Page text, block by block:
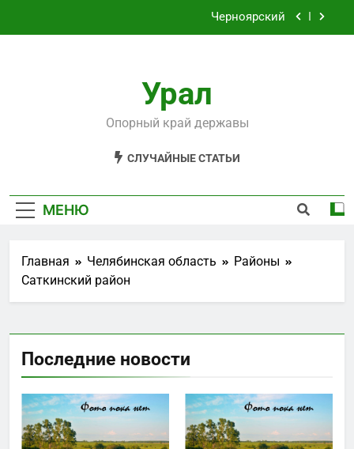
Черноярский
Староуткинск
Черноярский
Урал
Опорный край державы
СЛУЧАЙНЫЕ СТАТЬИ
МЕНЮ
Главная Челябинская область
Районы
Саткинский район
Последние новости